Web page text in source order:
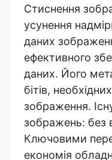
ефективного
даних. Його
бітів,
зображення.
зображень: без
Ключовими
економія
даних, економія
та економія
Це може